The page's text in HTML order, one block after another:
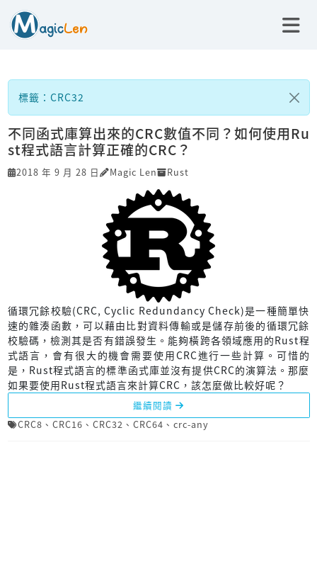
標籤：CRC32
不同函式庫算出來的CRC數值不同？如何使用Ru
st程式語言計算正確的CRC？
2018 年 9 月 28 日 Magic Len Rust
循環冗餘校驗(CRC, Cyclic Redundancy Check)是一種簡單快
速的雜湊函數，可以藉由比對資料傳輸或是儲存前後的循環冗餘
校驗碼，檢測其是否有錯誤發生。能夠橫跨各領域應用的Rust程
式語言，會有很大的機會需要使用CRC進行一些計算。可惜的
是，Rust程式語言的標準函式庫並沒有提供CRC的演算法。那麼
如果要使用Rust程式語言來計算CRC，該怎麼做比較好呢？
繼續閱讀
CRC8 、 CRC16 、 CRC32 、 CRC64 、 crc-any